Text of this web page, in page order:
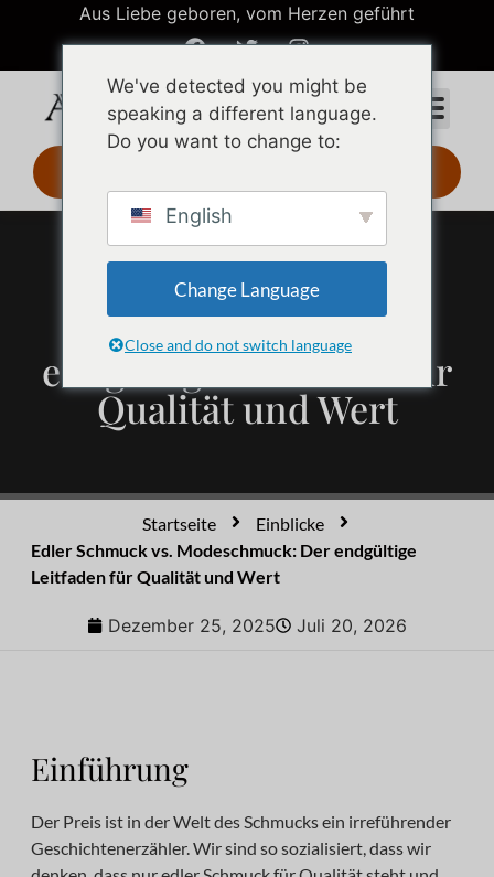
Aus Liebe geboren, vom Herzen geführt
Edler Schmuck vs.
Modeschmuck: Der
endgültige Leitfaden für
Qualität und Wert
Startseite
Einblicke
Edler Schmuck vs. Modeschmuck: Der endgültige
Leitfaden für Qualität und Wert
Dezember 25, 2025 Juli 20, 2026
Einführung
Der Preis ist in der Welt des Schmucks ein irreführender
Geschichtenerzähler. Wir sind so sozialisiert, dass wir
We've detected you might be
speaking a different language.
Do you want to change to:
English
Change Language
Close and do not switch language